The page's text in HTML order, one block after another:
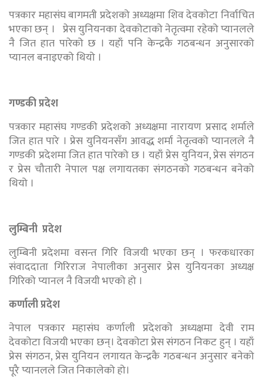
पत्रकार महासंघ बागमती प्रदेशको अध्यक्षमा शिव देवकोटा निर्वाचित
भएका छन् । प्रेस युनियनका देवकोटाको नेतृत्वमा रहेको प्यानलले
नै जित हात पारेको छ । यहाँ पनि केन्द्रकै गठबन्धन अनुसारको
प्यानल बनाइएको थियो ।
गण्डकी प्रदेश
पत्रकार महासंघ गण्डकी प्रदेशको अध्यक्षमा नारायण प्रसाद शर्माले
जित हात पारे । प्रेस युनियनसँग आवद्ध शर्मा नेतृत्वको प्यानलले नै
गण्डकी प्रदेशमा जित हात पारेको छ । यहाँ प्रेस युनियन, प्रेस संगठन
र प्रेस चौतारी नेपाल पक्ष लगायतका संगठनको गठबन्धन बनेको
थियो ।
लुम्बिनी प्रदेश
लुम्बिनी प्रदेशमा वसन्त गिरि विजयी भएका छन् । फरकधारका
संवाददाता गिरिराज नेपालीका अनुसार प्रेस युनियनका अध्यक्ष
गिरिको प्यानल नै विजयी भएको हो ।
कर्णाली प्रदेश
नेपाल पत्रकार महासंघ कर्णाली प्रदेशको अध्यक्षमा देवी राम
देवकोटा विजयी भएका छन्। देवकोटा प्रेस संगठन निकट हुन् । यहाँ
प्रेस संगठन, प्रेस युनियन लगायत केन्द्रकै गठबन्धन अनुसार बनेको
पूरै प्यानलले जित निकालेको हो।